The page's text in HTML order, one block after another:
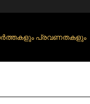
പ്രവണതകളും